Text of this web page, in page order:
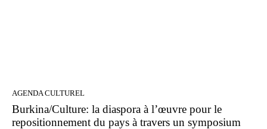
AGENDA CULTUREL
Burkina/Culture: la diaspora à l’œuvre pour le
repositionnement du pays à travers un symposium